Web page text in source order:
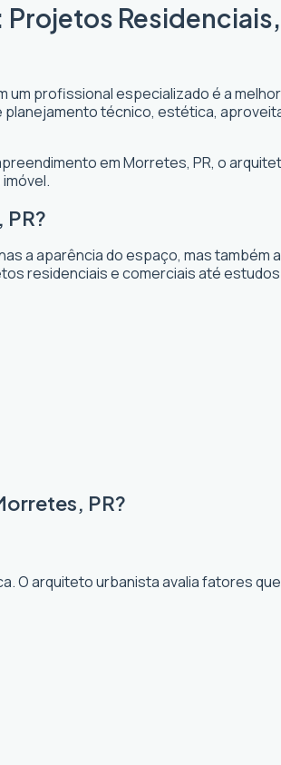
um profissional especializado é a
planejamento técnico, estética,
em Morretes, PR, o
a aparência do espaço, mas
residenciais e comerciais até
PR?
O arquiteto urbanista avalia fatores